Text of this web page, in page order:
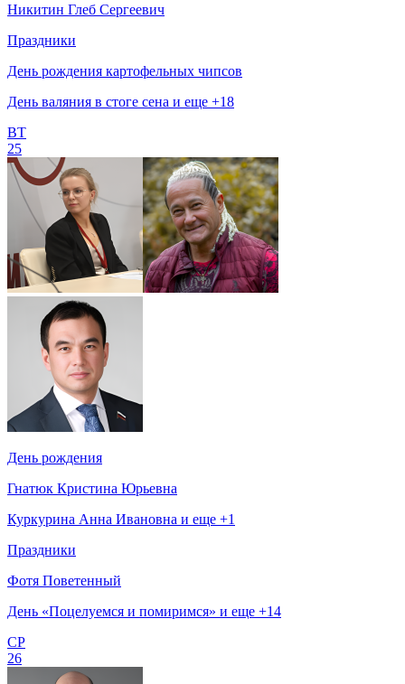
Никитин Глеб Сергеевич
Праздники
День рождения картофельных чипсов
День валяния в стоге сена и еще +18
ВТ
25
День рождения
Гнатюк Кристина Юрьевна
Куркурина Анна Ивановна и еще +1
Праздники
Фотя Поветенный
День «Поцелуемся и помиримся» и еще +14
СР
26